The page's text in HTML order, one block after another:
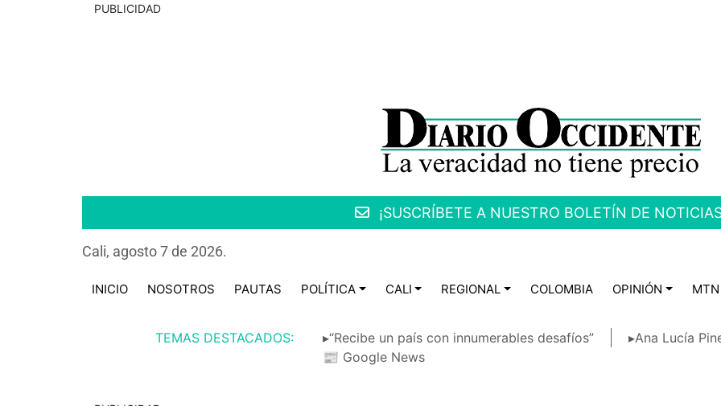
PUBLICIDAD
¡SUSCRÍBETE A NUESTRO BOLETÍN DE
Cali, agosto 7 de 2026.
INICIO NOSOTROS PAUTAS POLÍTICA CALI REGIONAL COLOMBIA OPINIÓN MTN
TEMAS DESTACADOS: ▸“Recibe un país con innumerables desafíos”
▸Ana Lucía
📰 Google News